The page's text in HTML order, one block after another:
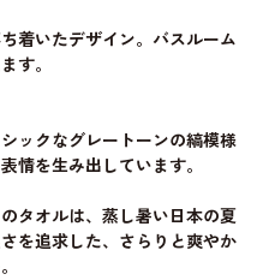
着いたデザイン。バスルーム
す。
ックなグレートーンの縞模様
情を生み出しています。
タオルは、蒸し暑い日本の夏
を追求した、さらりと爽やか